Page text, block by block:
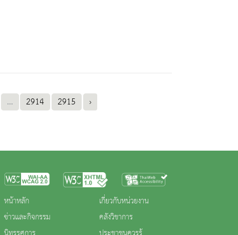
... 2914 2915 ›
หน้าหลัก
ข่าวและกิจกรรม
เกี่ยวกับหน่วยงาน
คลังวิชาการ